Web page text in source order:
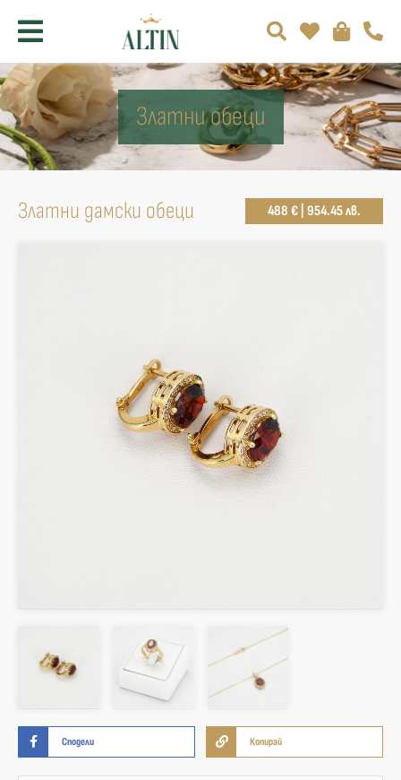
Златни обеци
Златни дамски обеци 488 € | 954.45 лв.
Сподели Копирай